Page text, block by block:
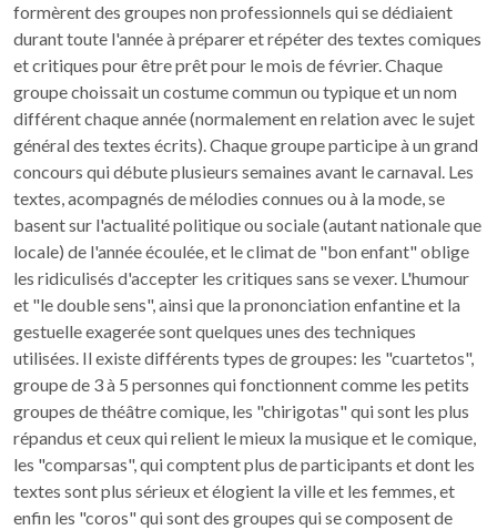
formèrent des groupes non professionnels qui se dédiaient
durant toute l'année à préparer et répéter des textes comiques
et critiques pour être prêt pour le mois de février. Chaque
groupe choissait un costume commun ou typique et un nom
différent chaque année (normalement en relation avec le sujet
général des textes écrits). Chaque groupe participe à un grand
concours qui débute plusieurs semaines avant le carnaval. Les
textes, acompagnés de mélodies connues ou à la mode, se
basent sur l'actualité politique ou sociale (autant nationale que
locale) de l'année écoulée, et le climat de "bon enfant" oblige
les ridiculisés d'accepter les critiques sans se vexer. L'humour
et "le double sens", ainsi que la prononciation enfantine et la
gestuelle exagerée sont quelques unes des techniques
utilisées. Il existe différents types de groupes: les "cuartetos",
groupe de 3 à 5 personnes qui fonctionnent comme les petits
groupes de théâtre comique, les "chirigotas" qui sont les plus
répandus et ceux qui relient le mieux la musique et le comique,
les "comparsas", qui comptent plus de participants et dont les
textes sont plus sérieux et élogient la ville et les femmes, et
enfin les "coros" qui sont des groupes qui se composent de